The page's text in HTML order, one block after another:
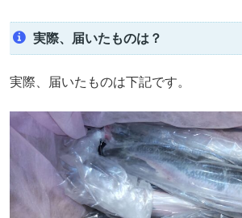
実際、届いたものは？
実際、届いたものは下記です。